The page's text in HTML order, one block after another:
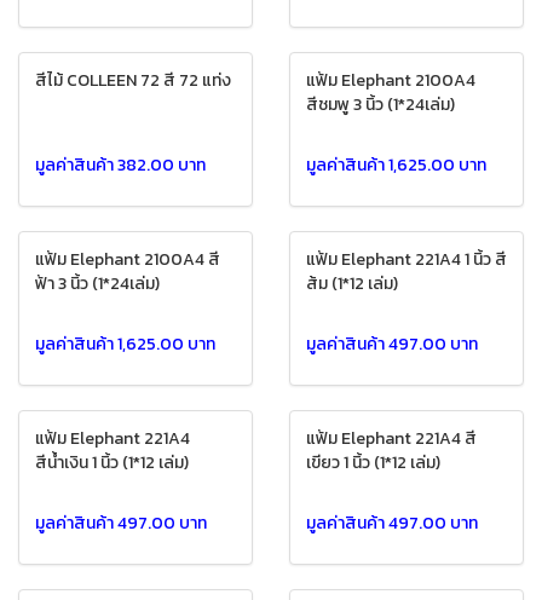
สีไม้ COLLEEN 72 สี 72 แท่ง
มูลค่าสินค้า 382.00 บาท
แฟ้ม Elephant 2100A4
สีชมพู 3 นิ้ว (1*24เล่ม)
มูลค่าสินค้า 1,625.00 บาท
แฟ้ม Elephant 2100A4 สี
ฟ้า 3 นิ้ว (1*24เล่ม)
มูลค่าสินค้า 1,625.00 บาท
แฟ้ม Elephant 221A4 1 นิ้ว สี
ส้ม (1*12 เล่ม)
มูลค่าสินค้า 497.00 บาท
แฟ้ม Elephant 221A4
สีน้ำเงิน 1 นิ้ว (1*12 เล่ม)
มูลค่าสินค้า 497.00 บาท
แฟ้ม Elephant 221A4 สี
เขียว 1 นิ้ว (1*12 เล่ม)
มูลค่าสินค้า 497.00 บาท